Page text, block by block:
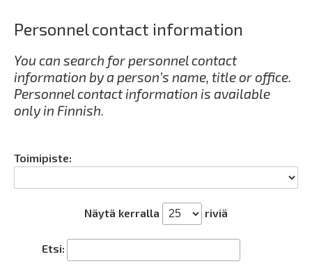
Personnel contact information
You can search for personnel contact
information by a person’s name, title or office.
Personnel contact information is available
only in Finnish.
Toimipiste:
Näytä kerralla riviä
Etsi: